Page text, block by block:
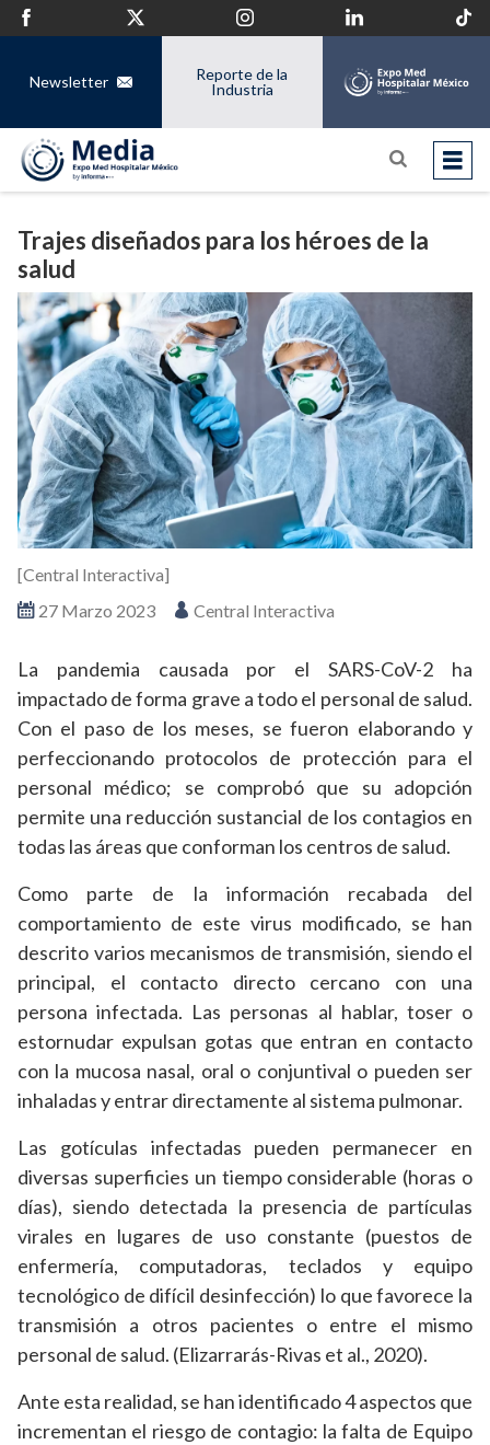
Newsletter
Reporte de la
Industria
Trajes diseñados para los héroes de la
salud
27 Marzo 2023 Central Interactiva
[Central Interactiva]
La pandemia causada por el SARS-CoV-2 ha
impactado de forma grave a todo el personal de salud.
Con el paso de los meses, se fueron elaborando y
perfeccionando protocolos de protección para el
personal médico; se comprobó que su adopción
permite una reducción sustancial de los contagios en
todas las áreas que conforman los centros de salud.
Como parte de la información recabada del
comportamiento de este virus modificado, se han
descrito varios mecanismos de transmisión, siendo el
principal, el contacto directo cercano con una
persona infectada. Las personas al hablar, toser o
estornudar expulsan gotas que entran en contacto
con la mucosa nasal, oral o conjuntival o pueden ser
inhaladas y entrar directamente al sistema pulmonar.
Las gotículas infectadas pueden permanecer en
diversas superficies un tiempo considerable (horas o
días), siendo detectada la presencia de partículas
virales en lugares de uso constante (puestos de
enfermería, computadoras, teclados y equipo
tecnológico de difícil desinfección) lo que favorece la
transmisión a otros pacientes o entre el mismo
personal de salud. (Elizarrarás-Rivas et al., 2020).
Ante esta realidad, se han identificado 4 aspectos que
incrementan el riesgo de contagio: la falta de Equipo